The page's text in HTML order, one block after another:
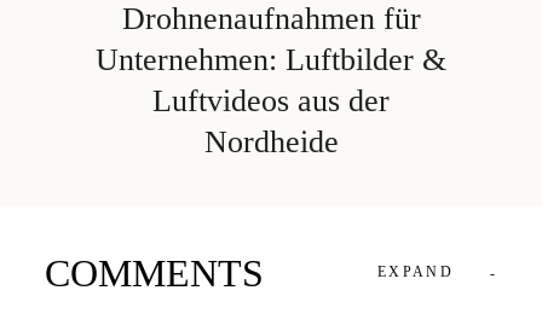
Drohnenaufnahmen für
Unternehmen: Luftbilder &
Luftvideos aus der
Nordheide
COMMENTS EXPAND